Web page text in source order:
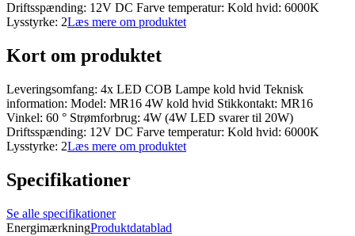
Driftsspænding: 12V DC Farve temperatur: Kold hvid: 6000K
Lysstyrke: 2Læs mere om produktet
Kort om produktet
Leveringsomfang: 4x LED COB Lampe kold hvid Teknisk
information: Model: MR16 4W kold hvid Stikkontakt: MR16
Vinkel: 60 ° Strømforbrug: 4W (4W LED svarer til 20W)
Driftsspænding: 12V DC Farve temperatur: Kold hvid: 6000K
Lysstyrke: 2Læs mere om produktet
Specifikationer
Se alle specifikationer
EnergimærkningProduktdatablad